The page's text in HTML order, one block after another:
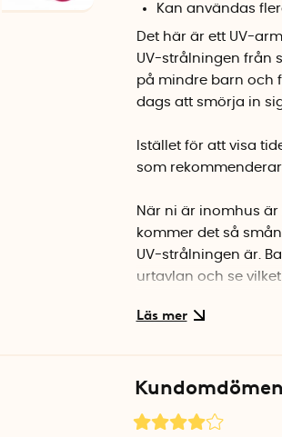
Kan användas
Det här är ett UV-
UV-strålningen från
på mindre barn och
dags att smörja in
Istället för att visa
som
När ni är inomhus
kommer det så
UV-strålningen är.
urtavlan och se
1. Vit: Inget solskydd
4. Mörkgul: Skydda
Kundomdömen